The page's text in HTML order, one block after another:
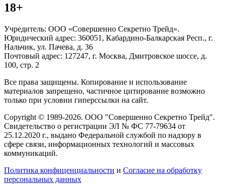
18+
Учредитель: ООО «Совершенно Секретно Трейд».
Юридический адрес: 360051, Кабардино-Балкарская Респ., г.
Нальчик, ул. Пачева, д. 36
Почтовый адрес: 127247, г. Москва, Дмитровское шоссе, д.
100, стр. 2
Все права защищены. Копирование и использование
материалов запрещено, частичное цитирование возможно
только при условии гиперссылки на сайт.
Copyright © 1989-2026. ООО "Совершенно Секретно Трейд".
Свидетельство о регистрации ЭЛ № ФС 77-79634 от
25.12.2020 г., выдано Федеральной службой по надзору в
сфере связи, информационных технологий и массовых
коммуникаций.
Политика конфиценциальности и Согласие на обработку
персональных данных